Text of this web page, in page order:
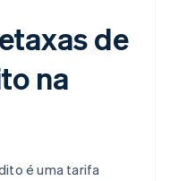
de
na
é uma tarifa